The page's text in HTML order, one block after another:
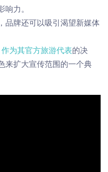
力。
，品牌还可以吸引渴望新媒体
为其官方旅游代表的决
来扩大宣传范围的一个典